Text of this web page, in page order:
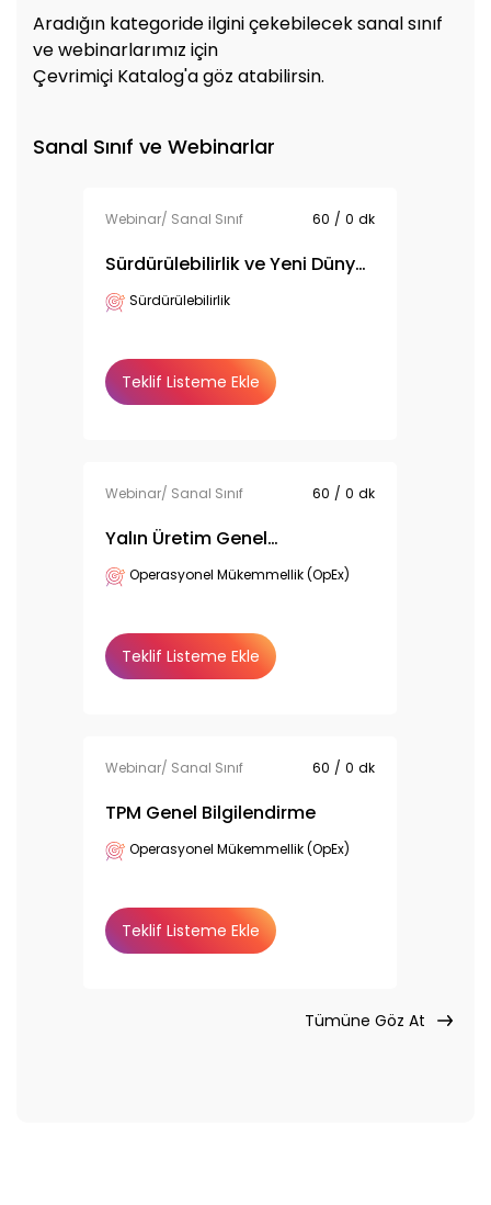
Aradığın kategoride ilgini çekebilecek sanal sınıf
ve webinarlarımız için
Çevrimiçi Katalog'a göz atabilirsin.
Sanal Sınıf ve Webinarlar
Webinar/ Sanal Sınıf 60 / 0 dk
Sürdürülebilirlik ve Yeni Dünya
Becerileri
Sürdürülebilirlik
Teklif Listeme Ekle
Webinar/ Sanal Sınıf 60 / 0 dk
Yalın Üretim Genel
Bilgilendirme
Operasyonel Mükemmellik (OpEx)
Teklif Listeme Ekle
Webinar/ Sanal Sınıf 60 / 0 dk
TPM Genel Bilgilendirme
Operasyonel Mükemmellik (OpEx)
Teklif Listeme Ekle
Tümüne Göz At